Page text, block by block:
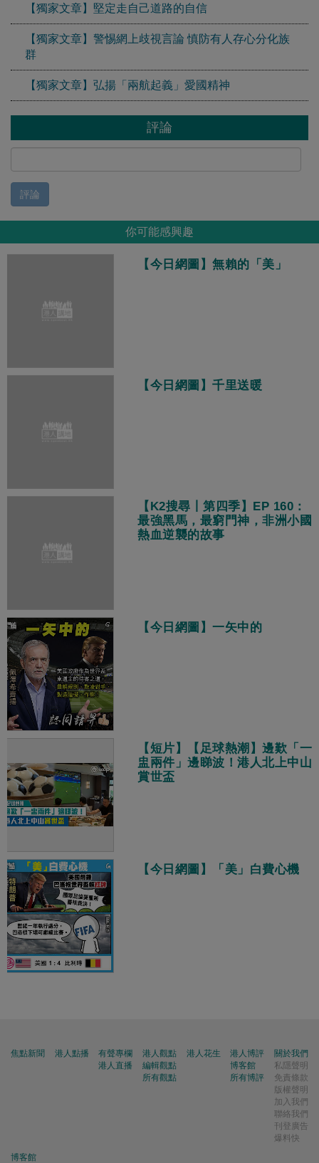
【獨家文章】堅定走自己道路的自信
【獨家文章】警惕網上歧視言論 慎防有人存心分化族
群
【獨家文章】弘揚「兩航起義」愛國精神
評論
評論
你可能感興趣
【今日網圖】無賴的「美」
【今日網圖】千里送暖
【K2搜尋丨第四季】EP 160：
最強黑馬，最窮門神，非洲小國
熱血逆襲的故事
【今日網圖】一矢中的
【短片】【足球熱潮】邊歎「一
盅兩件」邊睇波！港人北上中山
賞世盃
【今日網圖】「美」白費心機
焦點新聞 港人點播
有聲專欄
港人直播
港人觀點
編輯觀點
所有觀點
港人花生
港人博評
博客館
所有博評
關於我們
私隱聲明
免責條款
版權聲明
加入我們
聯絡我們
刊登廣告
爆料快
博客館